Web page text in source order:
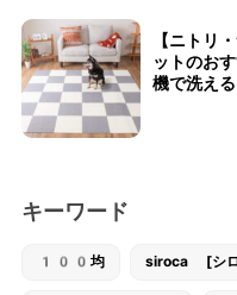
【ニトリ
ットのお
機で洗え
キーワード
100均 siroca [シ